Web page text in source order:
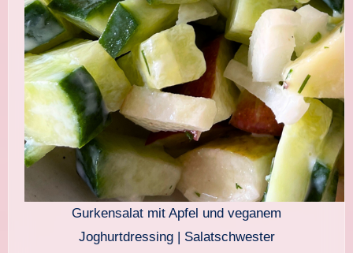
Gurkensalat mit Apfel und veganem
Joghurtdressing | Salatschwester